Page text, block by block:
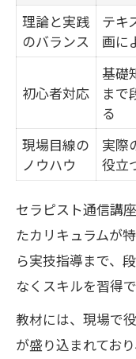
理論と実践
のバランス
テキ
画に
初心者対応
基礎
まで
る
現場目線の
ノウハウ
実際
役立
セラピスト通信講
たカリキュラムが
ら実技指導まで、
なくスキルを習得で
教材には、現場で
が盛り込まれてお